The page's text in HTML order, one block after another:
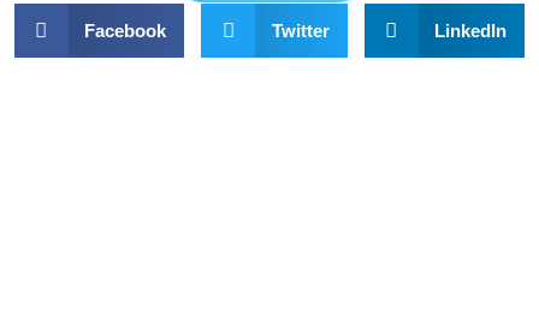
Facebook Twitter LinkedIn